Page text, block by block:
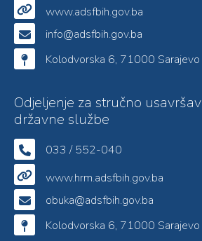
www.adsfbih.gov.ba
info@adsfbih.gov.ba
Kolodvorska 6, 71000 Sarajevo
Odjeljenje za stručno
državne službe
033 / 552-040
www.hrm.adsfbih.gov.ba
obuka@adsfbih.gov.ba
Kolodvorska 6, 71000 Sarajevo